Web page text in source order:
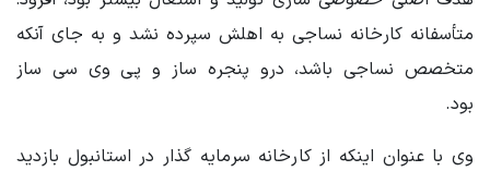
متأسفانه کارخانه نساجی به اهلش سپرده نشد و به جای آنکه
متخصص نساجی باشد، درو پنجره ساز و پی وی سی ساز
بود.
وی با عنوان اینکه از کارخانه سرمایه گذار در استانبول بازدید